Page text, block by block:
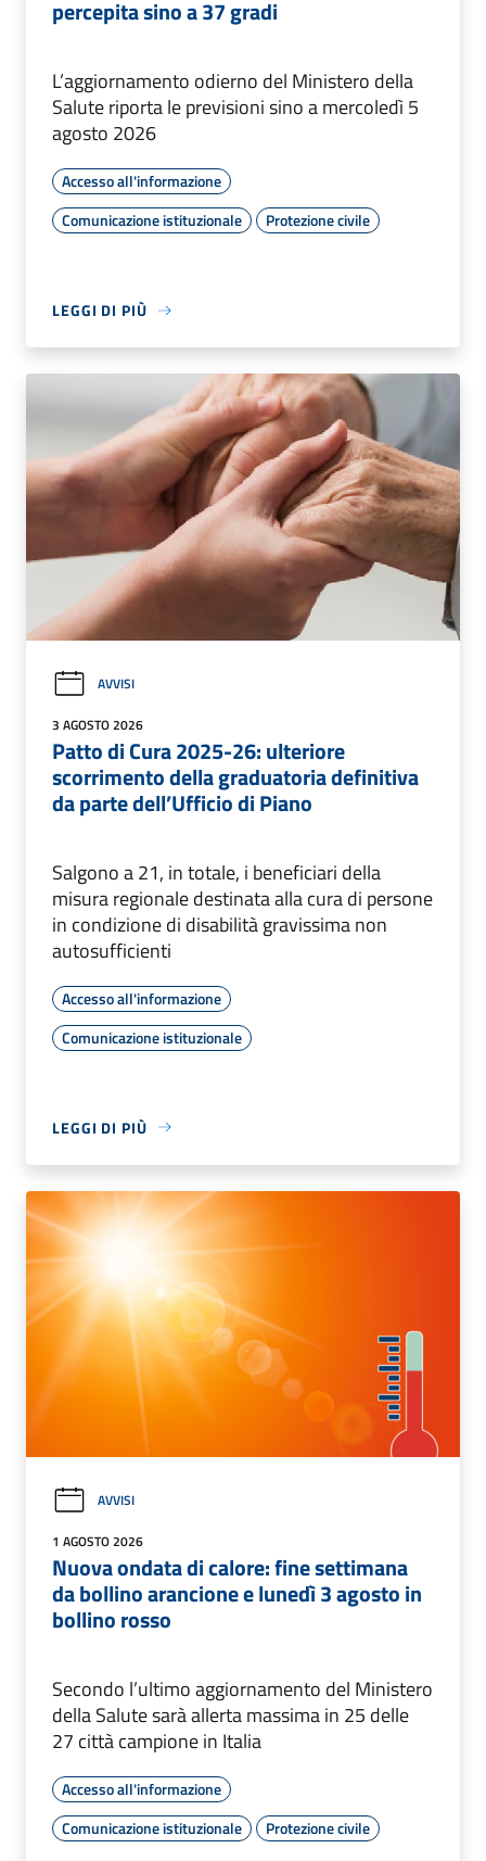
percepita sino a 37 gradi
L’aggiornamento odierno del Ministero della
Salute riporta le previsioni sino a mercoledì 5
agosto 2026
Accesso all'informazione
Comunicazione istituzionale
Protezione civile
LEGGI DI PIÙ
AVVISI
3 AGOSTO 2026
Patto di Cura 2025-26: ulteriore
scorrimento della graduatoria definitiva
da parte dell’Ufficio di Piano
Salgono a 21, in totale, i beneficiari della
misura regionale destinata alla cura di persone
in condizione di disabilità gravissima non
autosufficienti
Accesso all'informazione
Comunicazione istituzionale
LEGGI DI PIÙ
AVVISI
1 AGOSTO 2026
Nuova ondata di calore: fine settimana
da bollino arancione e lunedì 3 agosto in
bollino rosso
Secondo l’ultimo aggiornamento del Ministero
della Salute sarà allerta massima in 25 delle
27 città campione in Italia
Accesso all'informazione
Comunicazione istituzionale
Protezione civile